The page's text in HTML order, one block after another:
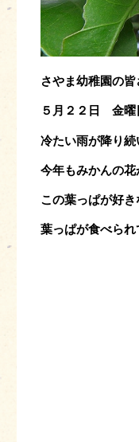
さやま幼稚園の
５月２２日 金曜
冷たい雨が降り
今年もみかんの
この葉っぱが好
葉っぱが食べら